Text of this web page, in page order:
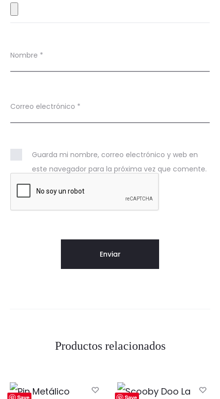
s
Nombre *
Correo electrónico *
Guarda mi nombre, correo electrónico y web en
este navegador para la próxima vez que comente.
Productos relacionados
Save Save